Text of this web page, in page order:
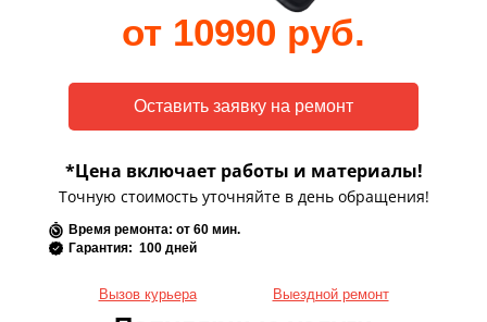
от 10990 руб.
*Цена включает работы и материалы!
Точную стоимость уточняйте в день обращения!
Время ремонта: от 60 мин.
Гарантия: 100 дней
Вызов курьера Выездной ремонт